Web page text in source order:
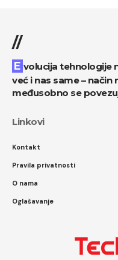
//
Evolucija tehnologije ne mijenja samo svijet oko nas,
već i nas same –
međusobno se
Linkovi
Kontakt
Pravila privatnosti
O nama
Oglašavanje